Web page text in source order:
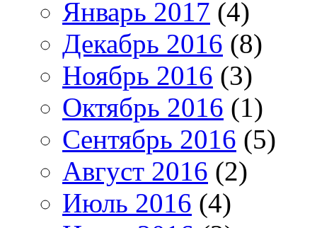
Январь 2017 (4)
Декабрь 2016 (8)
Ноябрь 2016 (3)
Октябрь 2016 (1)
Сентябрь 2016 (5)
Август 2016 (2)
Июль 2016 (4)